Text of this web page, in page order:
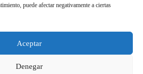
puede afectar negativamente a ciertas
Aceptar
Denegar
los derechos reservados.